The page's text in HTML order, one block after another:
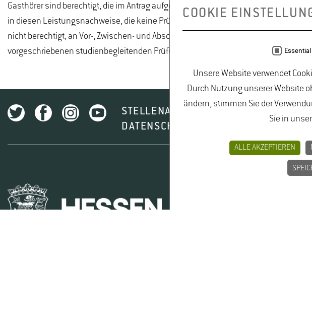
Gasthörer sind berechtigt, die im Antrag aufgeführten Lehrveranstaltungen oder
in diesen Leistungsnachweise, die keine Prüfungsleistungen im Sinne des
nicht berechtigt, an Vor-, Zwischen- und Abschlussprüfungen, Modul- oder
vorgeschriebenen studienbegleitenden Prüfungen teilzunehmen oder diese
STELLENAUSSCHREIBUNGEN
DATENSCHUTZ
COOKIE
Essential
Unsere Website verwendet
Durch Nutzung unserer Website
ändern, stimmen Sie der
Sie in
ALLE AKZEPTIEREN